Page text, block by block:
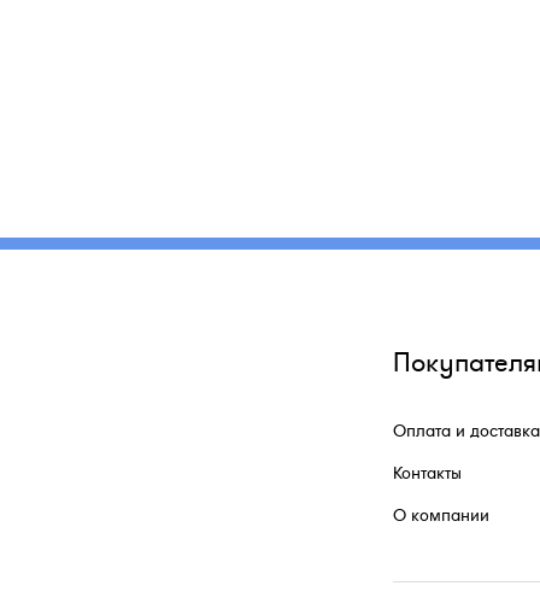
Оплата и доставка
Контакты
О компании